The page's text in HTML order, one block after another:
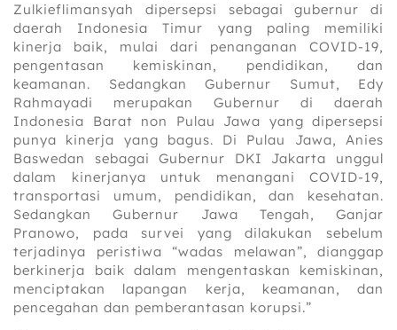
Zulkieflimansyah dipersepsi sebagai gubernur di
daerah Indonesia Timur yang paling memiliki
kinerja baik, mulai dari penanganan COVID-19,
pengentasan kemiskinan, pendidikan, dan
keamanan. Sedangkan Gubernur Sumut, Edy
Rahmayadi merupakan Gubernur di daerah
Indonesia Barat non Pulau Jawa yang dipersepsi
punya kinerja yang bagus. Di Pulau Jawa, Anies
Baswedan sebagai Gubernur DKI Jakarta unggul
dalam kinerjanya untuk menangani COVID-19,
transportasi umum, pendidikan, dan kesehatan.
Sedangkan Gubernur Jawa Tengah, Ganjar
Pranowo, pada survei yang dilakukan sebelum
terjadinya peristiwa “wadas melawan”, dianggap
berkinerja baik dalam mengentaskan kemiskinan,
menciptakan lapangan kerja, keamanan, dan
pencegahan dan pemberantasan korupsi.”